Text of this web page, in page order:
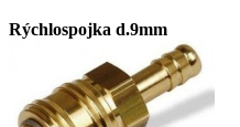
Rýchlospojka d.9mm